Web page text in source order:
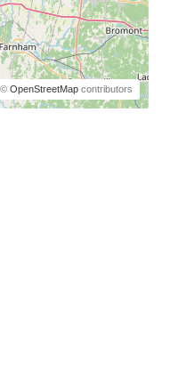
OpenStreetMapcontributors